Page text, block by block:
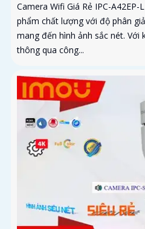
Camera Wifi Giá Rẻ IPC-
phẩm chất lượng với độ phân
mang đến hình ảnh sắc nét. Với
thông qua công...